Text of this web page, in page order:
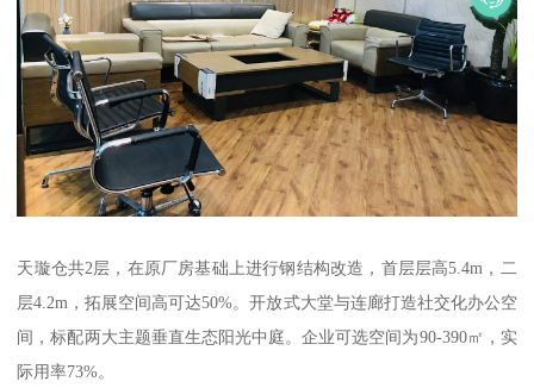
天璇仓共2层，在原厂房基础上进行钢结构改造，首层层高5.4m，二
层4.2m，拓展空间高可达50%。开放式大堂与连廊打造社交化办公空
间，标配两大主题垂直生态阳光中庭。企业可选空间为90-390㎡，实
际用率73%。